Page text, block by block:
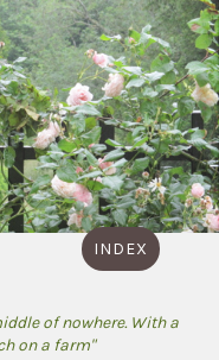
INDEX
of nowhere. With a
on a farm"